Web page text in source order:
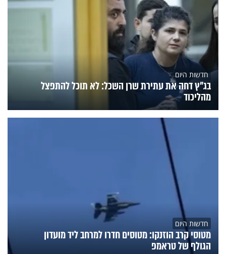
חדשות היום
בג"ץ דחה את עתירת שרן השכל: לא תוכל להתפצל
מהליכוד
חדשות היום
מטוסי קרב הוזנקו: מטוסים חדרו למרחב ליד מועדון
הגולף של טראמפ